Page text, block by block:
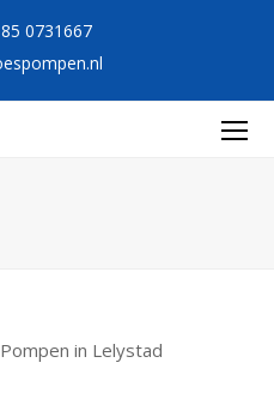
0731667
in Lelystad